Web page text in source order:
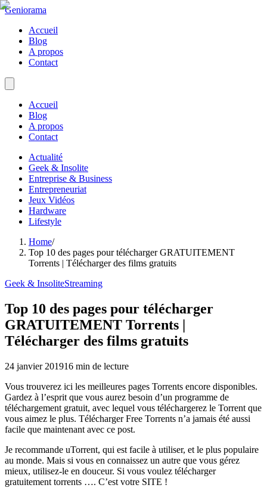
Geniorama
Accueil
Blog
A propos
Contact
Accueil
Blog
A propos
Contact
Actualité
Geek & Insolite
Entreprise & Business
Entrepreneuriat
Jeux Vidéos
Hardware
Lifestyle
Home/
Top 10 des pages pour télécharger GRATUITEMENT
Torrents | Télécharger des films gratuits
Geek & InsoliteStreaming
Top 10 des pages pour télécharger
GRATUITEMENT Torrents |
Télécharger des films gratuits
24 janvier 201916 min de lecture
Vous trouverez ici les meilleures pages Torrents encore disponibles.
Gardez à l’esprit que vous aurez besoin d’un programme de
téléchargement gratuit, avec lequel vous téléchargerez le Torrent que
vous aimez le plus. Télécharger Free Torrents n’a jamais été aussi
facile que maintenant avec ce post.
Je recommande uTorrent, qui est facile à utiliser, et le plus populaire
au monde. Mais si vous en connaissez un autre que vous gérez
mieux, utilisez-le en douceur. Si vous voulez télécharger
gratuitement torrents …. C’est votre SITE !